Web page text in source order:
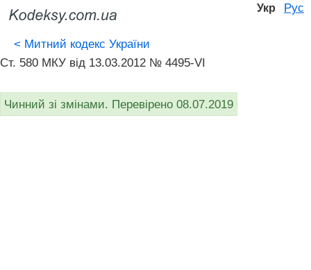
Укр Рус
< Митний кодекс України
Ст. 580 МКУ від 13.03.2012 № 4495-VI
Чинний зі змінами. Перевірено 08.07.2019